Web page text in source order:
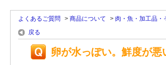
よくあるご質問 > 商品について > 肉・魚・加工品・
戻る
卵が水っぽい。鮮度が悪